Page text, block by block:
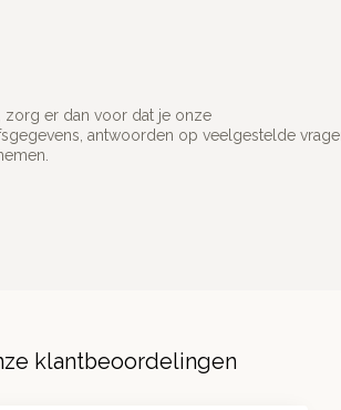
er dan voor dat je onze
antwoorden op veelgestelde
klantbeoordelingen